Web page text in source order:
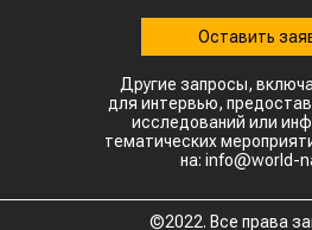
Оставить
Другие запросы,
для интервью,
исследований или
тематических
на: info@world-
©2022. Все права